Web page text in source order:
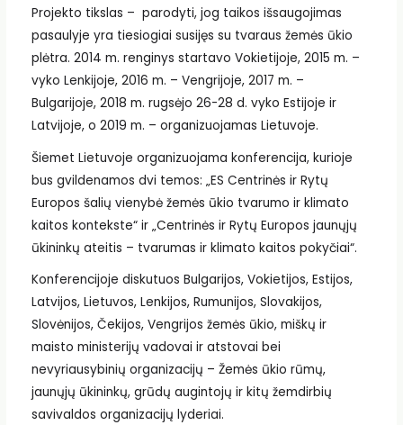
Projekto tikslas – parodyti, jog taikos išsaugojimas
pasaulyje yra tiesiogiai susijęs su tvaraus žemės ūkio
plėtra. 2014 m. renginys startavo Vokietijoje, 2015 m. –
vyko Lenkijoje, 2016 m. – Vengrijoje, 2017 m. –
Bulgarijoje, 2018 m. rugsėjo 26-28 d. vyko Estijoje ir
Latvijoje, o 2019 m. – organizuojamas Lietuvoje.
Šiemet Lietuvoje organizuojama konferencija, kurioje
bus gvildenamos dvi temos: „ES Centrinės ir Rytų
Europos šalių vienybė žemės ūkio tvarumo ir klimato
kaitos kontekste“ ir „Centrinės ir Rytų Europos jaunųjų
ūkininkų ateitis – tvarumas ir klimato kaitos pokyčiai“.
Konferencijoje diskutuos Bulgarijos, Vokietijos, Estijos,
Latvijos, Lietuvos, Lenkijos, Rumunijos, Slovakijos,
Slovėnijos, Čekijos, Vengrijos žemės ūkio, miškų ir
maisto ministerijų vadovai ir atstovai bei
nevyriausybinių organizacijų – Žemės ūkio rūmų,
jaunųjų ūkininkų, grūdų augintojų ir kitų žemdirbių
savivaldos organizacijų lyderiai.